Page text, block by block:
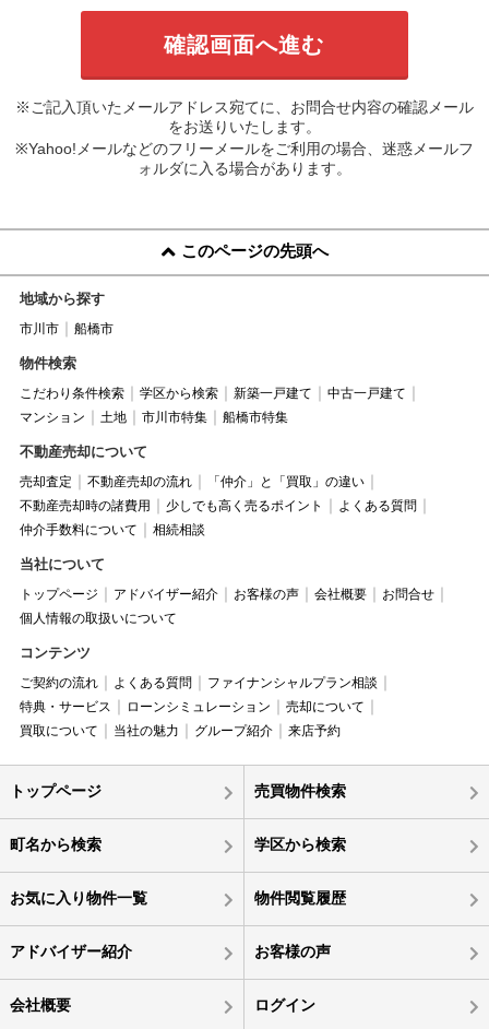
※ご記入頂いたメールアドレス宛てに、お問合せ内容の確認メール
をお送りいたします。
※Yahoo!メールなどのフリーメールをご利用の場合、迷惑メールフ
ォルダに入る場合があります。
このページの先頭へ
地域から探す
市川市 船橋市
物件検索
こだわり条件検索 学区から検索 新築一戸建て
中古一戸建て
マンション
土地 市川市特集 船橋市特集
不動産売却について
売却査定 不動産売却の流れ
「仲介」と「買取」の違い
不動産売却時の諸費用
少しでも高く売るポイント
よくある質問
仲介手数料について
相続相談
当社について
トップページ アドバイザー紹介 お客様の声 会社概要
お問合せ
個人情報の取扱いについて
コンテンツ
ご契約の流れ よくある質問
ファイナンシャルプラン相談
特典・サービス
ローンシミュレーション
売却について
買取について
当社の魅力 グループ紹介 来店予約
トップページ 売買物件検索
町名から検索 学区から検索
お気に入り物件一覧 物件閲覧履歴
アドバイザー紹介 お客様の声
会社概要 ログイン